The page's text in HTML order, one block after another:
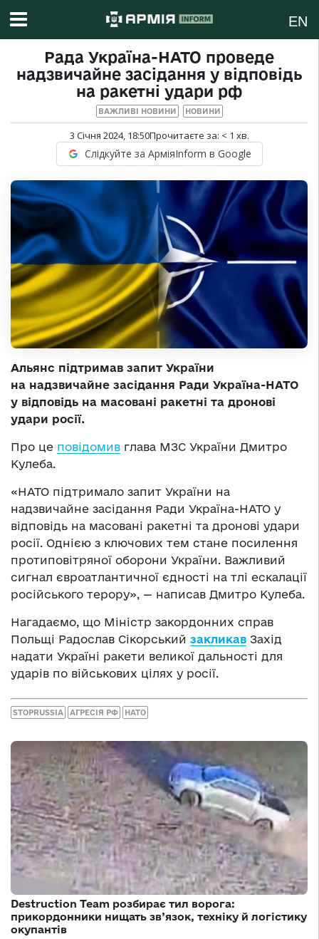
EN
Рада Україна-НАТО проведе
надзвичайне засідання у відповідь
на ракетні удари рф
ВАЖЛИВІ НОВИНИ НОВИНИ
3 Січня 2024, 18:50Прочитаєте за: < 1 хв.
Слідкуйте за АрміяInform в Google
Альянс підтримав запит України
на надзвичайне засідання Ради Україна-НАТО
у відповідь на масовані ракетні та дронові
удари росії.
Про це повідомив глава МЗС України Дмитро
Кулеба.
«НАТО підтримало запит України на
надзвичайне засідання Ради Україна-НАТО у
відповідь на масовані ракетні та дронові удари
росії. Однією з ключових тем стане посилення
протиповітряної оборони України. Важливий
сигнал євроатлантичної єдності на тлі ескалації
російського терору», — написав Дмитро Кулеба.
Нагадаємо, що Міністр закордонних справ
Польщі Радослав Сікорський закликав Захід
надати Україні ракети великої дальності для
ударів по військових цілях у росії.
STOPRUSSIA АГРЕСІЯ РФ НАТО
Destruction Team розбирає тил ворога:
прикордонники нищать зв’язок, техніку й логістику
окупантів